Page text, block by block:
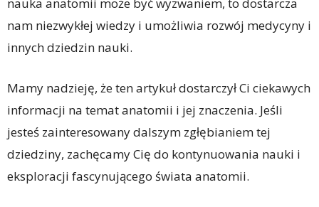
nam niezwykłej wiedzy i umożliwia rozwój medycyny i
innych dziedzin nauki.
Mamy nadzieję, że ten artykuł dostarczył Ci ciekawych
informacji na temat anatomii i jej znaczenia. Jeśli
jesteś zainteresowany dalszym zgłębianiem tej
dziedziny, zachęcamy Cię do kontynuowania nauki i
eksploracji fascynującego świata anatomii.